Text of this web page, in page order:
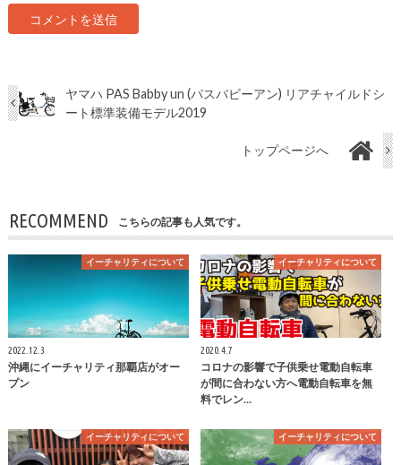
ヤマハ PAS Babby un (パスバビーアン) リアチャイルドシ
ート標準装備モデル2019
トップページへ
RECOMMEND こちらの記事も人気です。
イーチャリティについて
2022.12.3
沖縄にイーチャリティ那覇店がオー
プン
イーチャリティについて
2020.4.7
コロナの影響で子供乗せ電動自転車
が間に合わない方へ電動自転車を無
料でレン…
イーチャリティについて イーチャリティについて